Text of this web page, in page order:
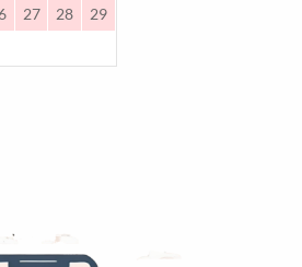
27 28
29